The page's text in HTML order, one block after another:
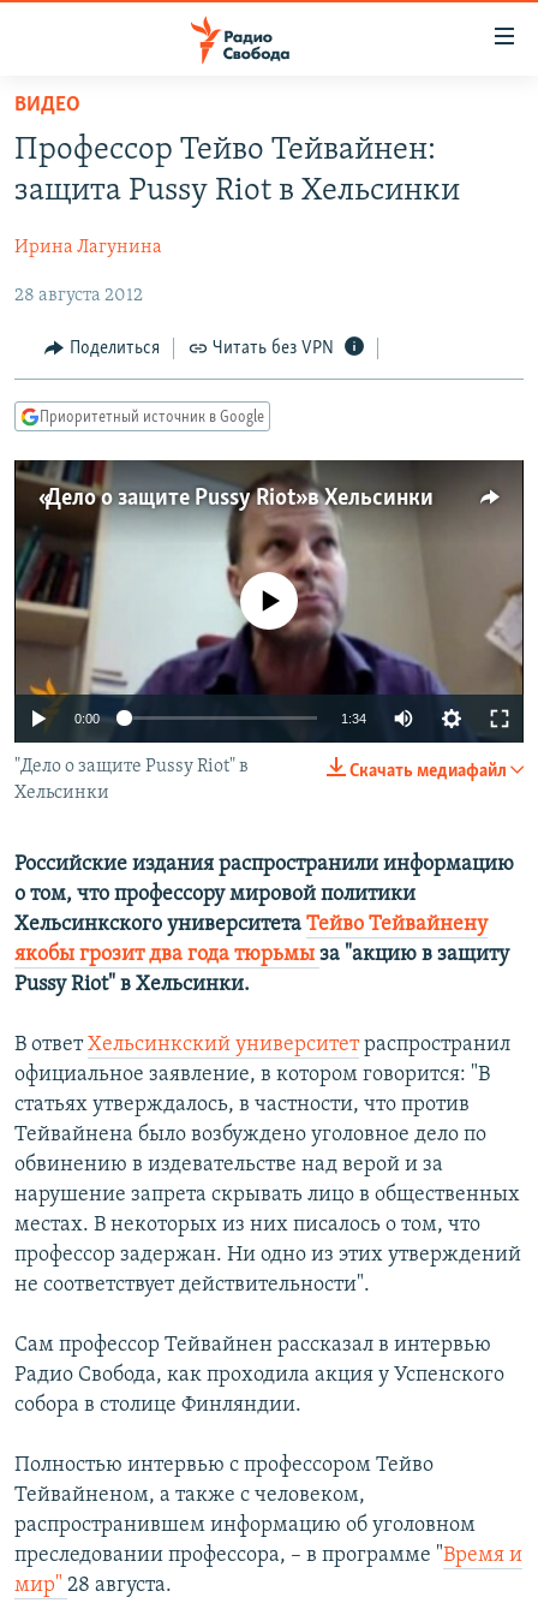
упрощенного
доступа
основному
Вернутся
главной
навигации
Вернутся
поиску
ПРОГРАММЫ
ПОДКАСТЫ
АВТОРСКИЕ ПРОЕКТЫ
ЦИТАТЫ СВОБОДЫ
МНЕНИЯ
КУЛЬТУРА
IDEL.РЕАЛИИ
КАВКАЗ.РЕАЛИИ
СЕВЕР.РЕАЛИИ
СИБИРЬ.РЕАЛИИ
РАСПИСАНИЕ ВЕЩАНИЯ
ПОДПИШИТЕСЬ НА РАССЫЛКУ
СОЦИАЛЬНЫЕ СЕТИ
ВИДЕО
Профессор Тейво Тейвайнен:
защита Pussy Riot в Хельсинки
Ирина Лагунина
28 августа 2012
Поделиться Читать без VPN
Приоритетный источник в Google
«Дело о защите Pussy Riot» в Хельсинки
No media source currently available
0:00 1:34
Скачать медиафайл
"Дело о защите Pussy Riot" в
Хельсинки
Российские издания распространили информацию
о том, что профессору мировой политики
Хельсинкского университета Тейво Тейвайнену
якобы грозит два года тюрьмы за "акцию в защиту
Pussy Riot" в Хельсинки.
В ответХельсинкский университетраспространил
официальное заявление, в котором говорится: "В
статьях утверждалось, в частности, что против
Тейвайнена было возбуждено уголовное дело по
обвинению в издевательстве над верой и за
нарушение запрета скрывать лицо в общественных
местах. В некоторых из них писалось о том, что
профессор задержан. Ни одно из этих утверждений
не соответствует действительности".
Сам профессор Тейвайнен рассказал в интервью
Радио Свобода, как проходила акция у Успенского
собора в столице Финляндии.
Полностью интервью с профессором Тейво
Тейвайненом, а также с человеком,
распространившем информацию об уголовном
преследовании профессора, – в программе "Время и
мир" 28 августа.